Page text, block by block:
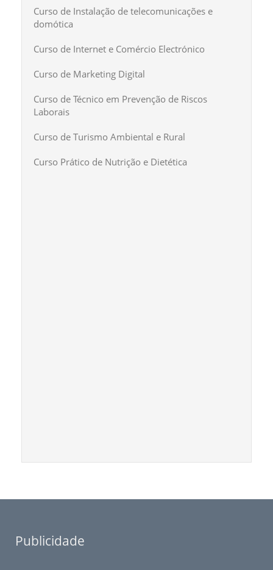
Curso de Instalação de telecomunicações e
domótica
Curso de Internet e Comércio Electrónico
Curso de Marketing Digital
Curso de Técnico em Prevenção de Riscos
Laborais
Curso de Turismo Ambiental e Rural
Curso Prático de Nutrição e Dietética
Publicidade